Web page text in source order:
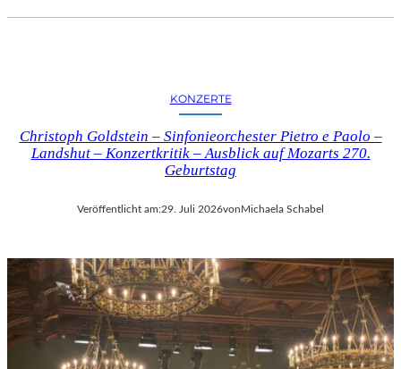
KONZERTE
Christoph Goldstein – Sinfonieorchester Pietro e Paolo –
Landshut – Konzertkritik – Ausblick auf Mozarts 270.
Geburtstag
Veröffentlicht am:29. Juli 2026von Michaela Schabel